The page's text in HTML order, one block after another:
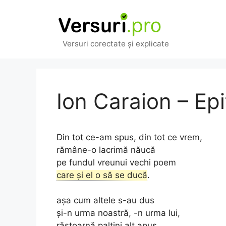
Versuri corectate și explicate
Ion Caraion –
Din tot ce-am spus, din tot ce vrem,
rămâne-o lacrimă năucă
pe fundul vreunui vechi poem
care și el o să se ducă.
așa cum altele s-au dus
și-n urma noastră, -n urma lui,